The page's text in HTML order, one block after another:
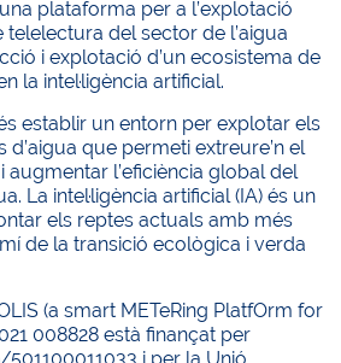
plataforma per a l’explotació
del sector de l’aigua
i explotació d’un ecosistema de
la intel·ligència artificial.
establir un entorn per explotar els
que permeti extreure’n el
l’eficiència global del
La intel·ligència artificial (IA) és un
els reptes actuals amb més
de la transició ecològica i verda
(a smart METeRing PlatfOrm for
008828 està finançat per